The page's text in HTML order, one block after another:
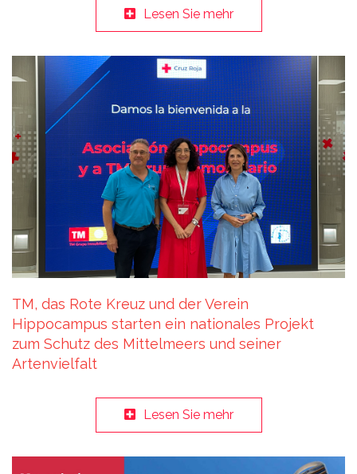
Lesen Sie mehr
TM, das Rote Kreuz und der Verein
Hippocampus starten ein nationales Projekt
zum Schutz des Mittelmeers und seiner
Artenvielfalt
Lesen Sie mehr